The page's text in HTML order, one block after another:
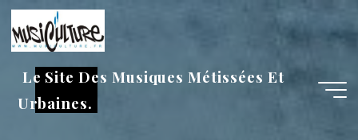
Aller
au
contenu
Le Site Des Musiques Métissées Et
Urbaines.